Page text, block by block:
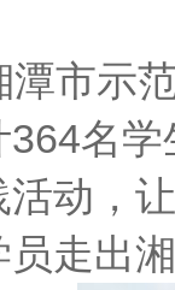
潭市示
名
动，
走出